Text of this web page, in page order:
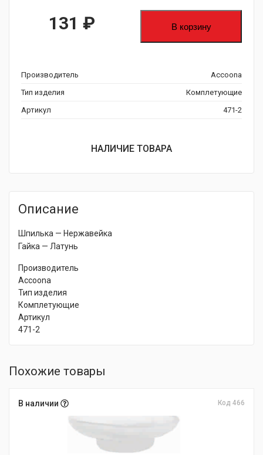
131 ₽ В корзину
Производитель
Accoona
Тип изделия
Комплетующие
Артикул
471-2
НАЛИЧИЕ ТОВАРА
Описание
Шпилька — Нержавейка
Гайка — Латунь
Производитель
Accoona
Тип изделия
Комплетующие
Артикул
471-2
Похожие товары
В наличии Код 466